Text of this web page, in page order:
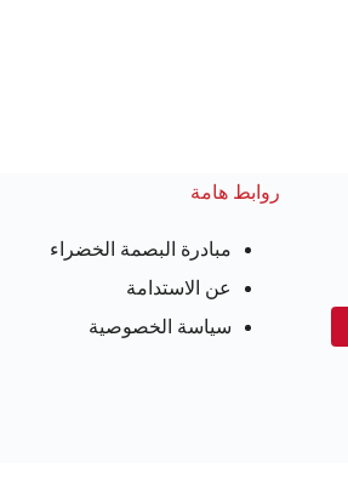
روابط هامة
مبادرة البصمة الخضراء
عن الاستدامة
سياسة الخصوصية